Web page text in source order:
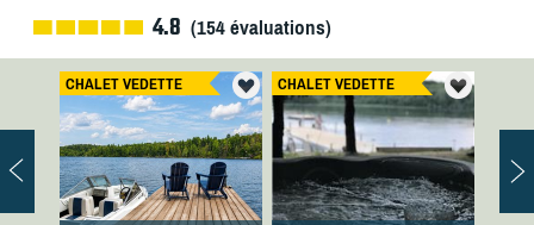
4.8 (154évaluations)
CHALET VEDETTE CHALET VEDETTE